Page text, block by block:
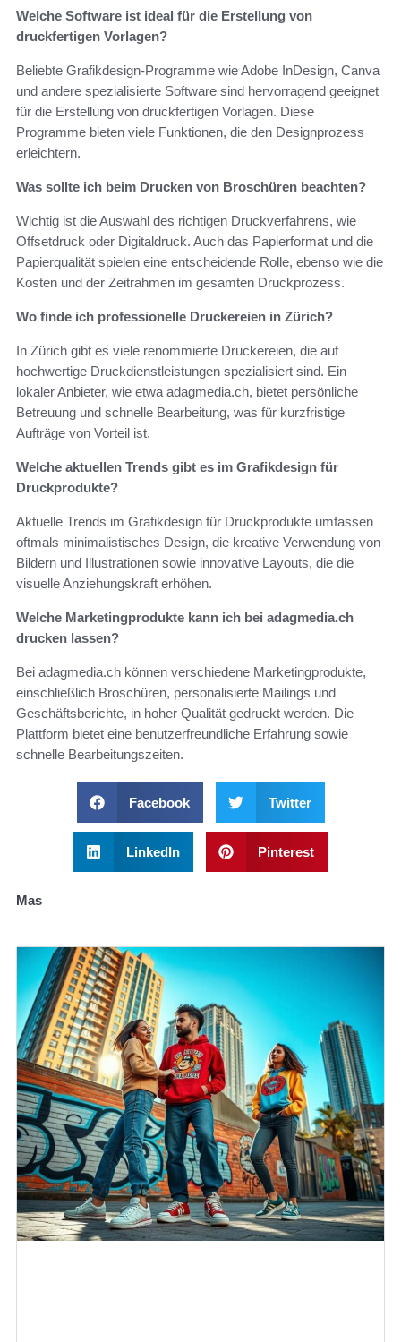
Welche Software ist ideal für die Erstellung von
druckfertigen Vorlagen?
Beliebte Grafikdesign-Programme wie Adobe InDesign, Canva
und andere spezialisierte Software sind hervorragend geeignet
für die Erstellung von druckfertigen Vorlagen. Diese
Programme bieten viele Funktionen, die den Designprozess
erleichtern.
Was sollte ich beim Drucken von Broschüren beachten?
Wichtig ist die Auswahl des richtigen Druckverfahrens, wie
Offsetdruck oder Digitaldruck. Auch das Papierformat und die
Papierqualität spielen eine entscheidende Rolle, ebenso wie die
Kosten und der Zeitrahmen im gesamten Druckprozess.
Wo finde ich professionelle Druckereien in Zürich?
In Zürich gibt es viele renommierte Druckereien, die auf
hochwertige Druckdienstleistungen spezialisiert sind. Ein
lokaler Anbieter, wie etwa adagmedia.ch, bietet persönliche
Betreuung und schnelle Bearbeitung, was für kurzfristige
Aufträge von Vorteil ist.
Welche aktuellen Trends gibt es im Grafikdesign für
Druckprodukte?
Aktuelle Trends im Grafikdesign für Druckprodukte umfassen
oftmals minimalistisches Design, die kreative Verwendung von
Bildern und Illustrationen sowie innovative Layouts, die die
visuelle Anziehungskraft erhöhen.
Welche Marketingprodukte kann ich bei adagmedia.ch
drucken lassen?
Bei adagmedia.ch können verschiedene Marketingprodukte,
einschließlich Broschüren, personalisierte Mailings und
Geschäftsberichte, in hoher Qualität gedruckt werden. Die
Plattform bietet eine benutzerfreundliche Erfahrung sowie
schnelle Bearbeitungszeiten.
Facebook Twitter
LinkedIn Pinterest
Mas